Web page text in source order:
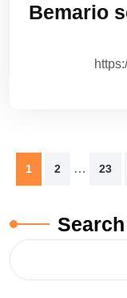
Bemario
Posts
pagination
1 2 … 23
Search